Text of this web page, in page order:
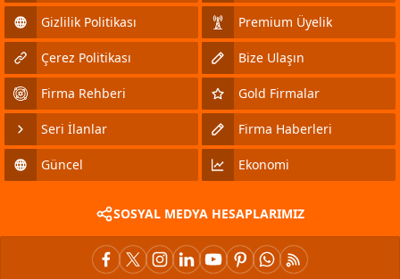
Gizlilik Politikası Premium Üyelik
Çerez Politikası Bize Ulaşın
Firma Rehberi Gold Firmalar
Seri İlanlar Firma Haberleri
Güncel Ekonomi
SOSYAL MEDYA HESAPLARIMIZ